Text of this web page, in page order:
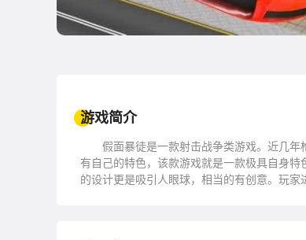
游戏简介
假面暴徒是一款射击战争类游戏。近几年
有自己的特色，该款游戏就是一款极具自身
的设计更是吸引人眼球，相当的有创意。玩